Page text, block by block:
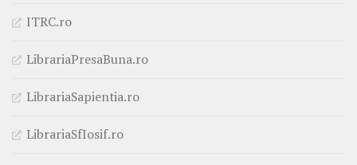
ITRC.ro
LibrariaPresaBuna.ro
LibrariaSapientia.ro
LibrariaSfIosif.ro